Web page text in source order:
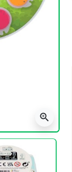
zoom_in